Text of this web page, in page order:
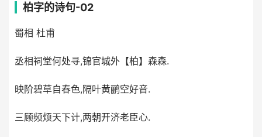
柏字的诗句-02
蜀相 杜甫
丞相祠堂何处寻,锦官城外【柏】森森.
映阶碧草自春色,隔叶黄鹂空好音.
三顾频烦天下计,两朝开济老臣心.